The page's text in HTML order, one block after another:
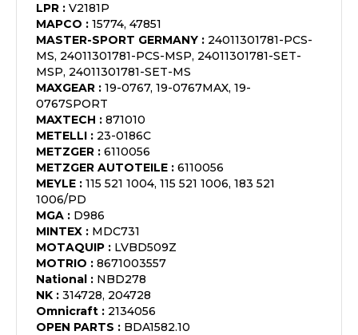
LPR : V2181P
MAPCO : 15774, 47851
MASTER-SPORT GERMANY : 24011301781-PCS-
MS, 24011301781-PCS-MSP, 24011301781-SET-
MSP, 24011301781-SET-MS
MAXGEAR : 19-0767, 19-0767MAX, 19-
0767SPORT
MAXTECH : 871010
METELLI : 23-0186C
METZGER : 6110056
METZGER AUTOTEILE : 6110056
MEYLE : 115 521 1004, 115 521 1006, 183 521
1006/PD
MGA : D986
MINTEX : MDC731
MOTAQUIP : LVBD509Z
MOTRIO : 8671003557
National : NBD278
NK : 314728, 204728
Omnicraft : 2134056
OPEN PARTS : BDA1582.10